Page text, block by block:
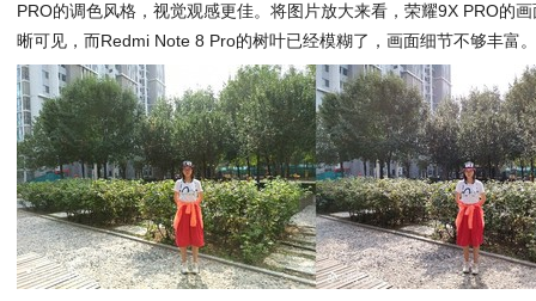
PRO的调色风格，视觉观感更佳。将图片放大来看，荣耀9X PRO的
晰可见，而Redmi Note 8 Pro的树叶已经模糊了，画面细节不够丰富